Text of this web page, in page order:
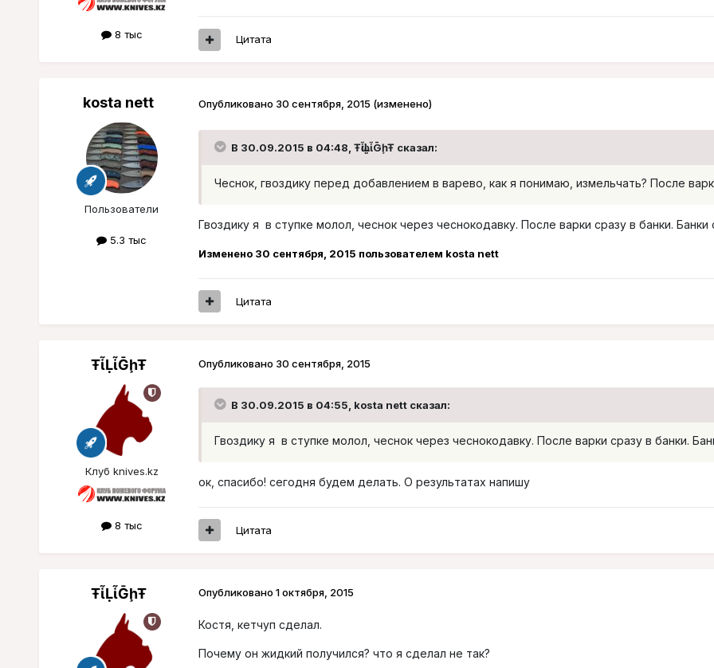
8 тыс Цитата
kosta nett
Пользователи
5.3 тыс
Опубликовано 30 сентября, 2015 (изменено)
В 30.09.2015 в 04:48, ŦᾡἷḶἷḠḩŦ сказал:
Чеснок, гвоздику перед добавлением в варево, как я понимаю, измельчать? После
Гвоздику я в ступке молол, чеснок через чеснокодавку. После варки сразу в банки.
Изменено 30 сентября, 2015 пользователем kosta nett
Цитата
ŦᾡἷḶἷḠḩŦ
Клуб knives.kz
8 тыс
Опубликовано 30 сентября, 2015
В 30.09.2015 в 04:55, kosta nett сказал:
Гвоздику я в ступке молол, чеснок через чеснокодавку. После варки сразу в банки.
ок, спасибо! сегодня будем делать. О результатах напишу
Цитата
ŦᾡἷḶἷḠḩŦ Опубликовано 1 октября, 2015
Костя, кетчуп сделал.
Почему он жидкий получился? что я сделал не так?